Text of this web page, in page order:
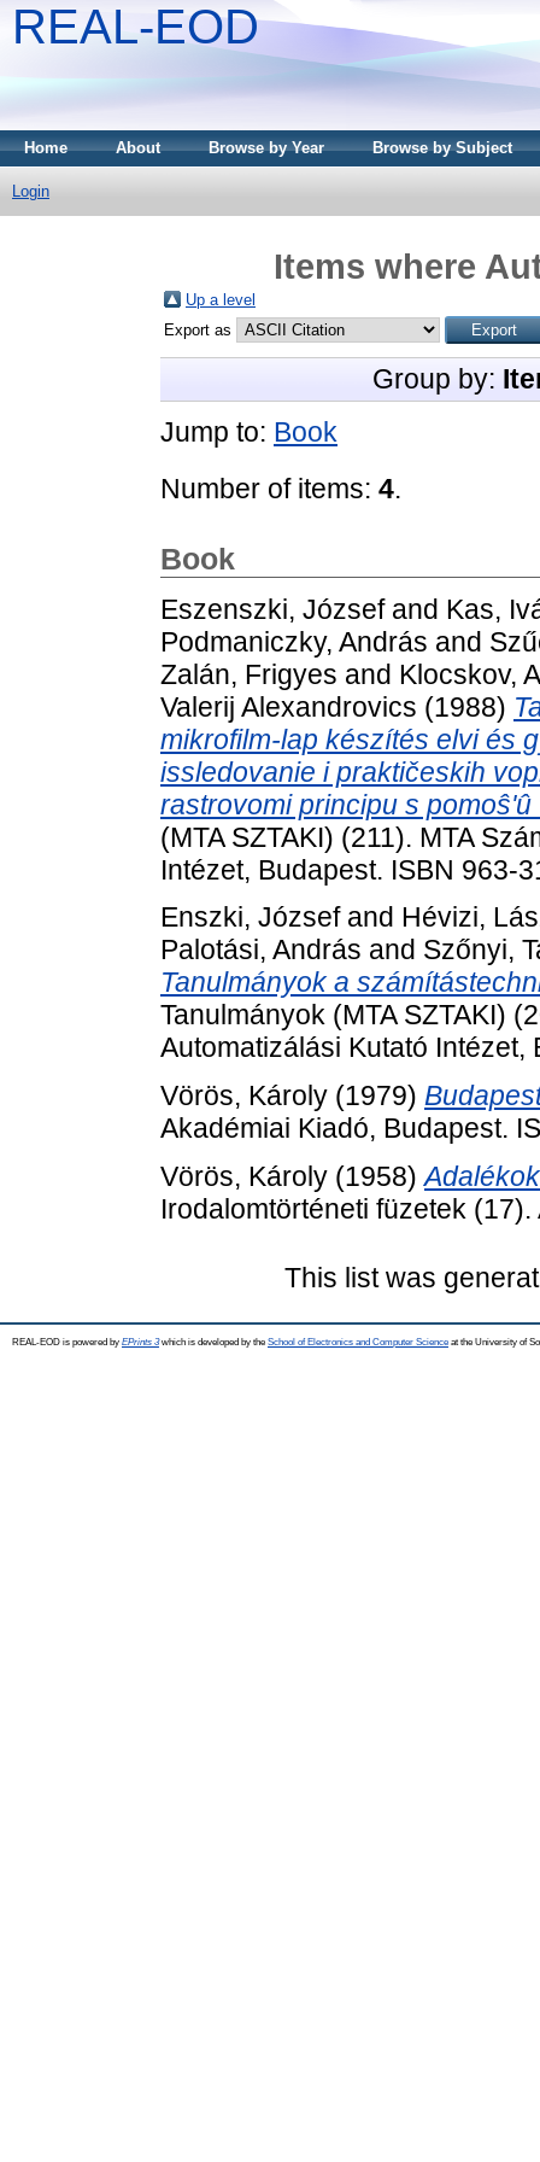
REAL-EOD
Home About Browse by Year Browse by Subject
Login
Items where
Up a level
Export as
Group by:
Jump to: Book
Number of items: 4.
Book
Eszenszki, Józsefand Kas,
Podmaniczky, András and
Zalán, Frigyes and Klocskov,
Valerij Alexandrovics (1988)
mikrofilm-lap készítés elvi és
issledovanie i praktičeskih
rastrovomi principu s
(MTA SZTAKI) (211). MTA
Intézet, Budapest. ISBN 963-
Enszki, Józsefand Hévizi,
Palotási, András and Szőnyi,
Tanulmányok a
Tanulmányok (MTA SZTAKI)
Automatizálási Kutató
Vörös, Károly (1979)
Akadémiai Kiadó, Budapest.
Vörös, Károly (1958)
Irodalomtörténeti füzetek
This list was
REAL-EOD is powered by EPrints 3which is developed by the School of Electronics and Computer Science at the University of